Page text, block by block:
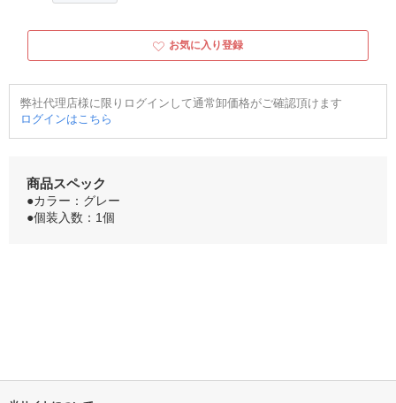
お気に入り登録
弊社代理店様に限りログインして通常卸価格がご確認頂けます
ログインはこちら
商品スペック
●カラー：グレー
●個装入数：1個